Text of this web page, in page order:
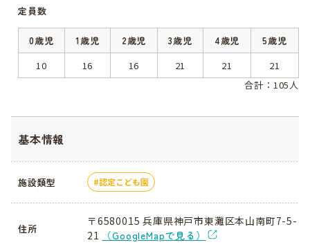
定員数
0歳児 1歳児 2歳児 3歳児 4歳児
5歳児
10
16 16 21 21
21
合計：105人
基本情報
施設類型 認定こども園
住所
〒6580015 兵庫県神戸市東灘区本山南町7-5-
21
（GoogleMapで見る）